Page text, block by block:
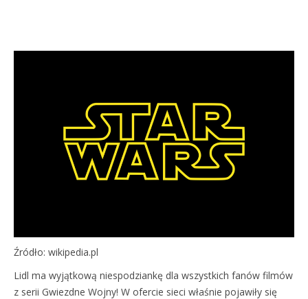
Źródło: wikipedia.pl
Lidl ma wyjątkową niespodziankę dla wszystkich fanów filmów
z serii Gwiezdne Wojny! W ofercie sieci właśnie pojawiły się